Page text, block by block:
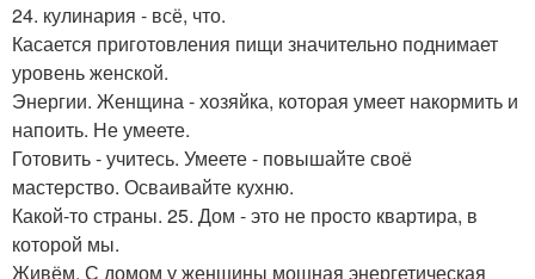
24. кулинария - всё, что.
Касается приготовления пищи значительно поднимает
уровень женской.
Энергии. Женщина - хозяйка, которая умеет накормить и
напоить. Не умеете.
Готовить - учитесь. Умеете - повышайте своё
мастерство. Осваивайте кухню.
Какой-то страны. 25. Дом - это не просто квартира, в
которой мы.
Живём. С домом у женщины мощная энергетическая